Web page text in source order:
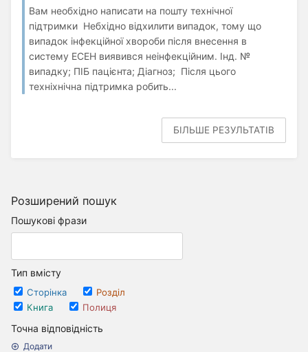
Розширений пошук
Пошукові фрази
Тип вмісту
Сторінка
Розділ
Книга
Полиця
Точна відповідність
Додати
Вам необхідно написати на пошту технічної
підтримки Небхідно відхилити випадок, тому що
випадок інфекційної хвороби після внесення в
систему ЕСЕН виявився неінфекційним. Інд. №
випадку; ПІБ пацієнта; Діагноз; Після цього
техніхнічна підтримка робить...
БІЛЬШЕ РЕЗУЛЬТАТІВ